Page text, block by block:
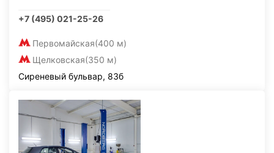
+7 (495) 021-25-26
Первомайская(400 м)
Щелковская(350 м)
Сиреневый бульвар, 83б